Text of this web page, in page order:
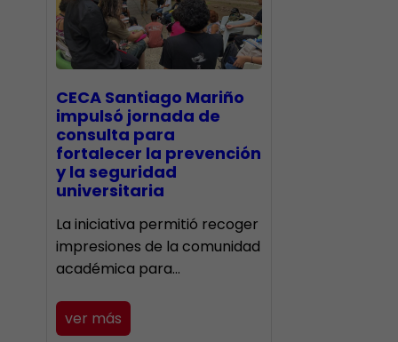
CECA Santiago Mariño
impulsó jornada de
consulta para
fortalecer la prevención
y la seguridad
universitaria
La iniciativa permitió recoger
impresiones de la comunidad
académica para…
ver más